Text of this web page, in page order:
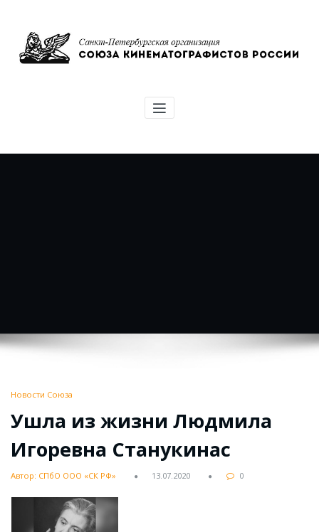
содержимому
Союз кинематографистов Санкт-
Петербурга
Новости Союза
Ушла из жизни Людмила
Игоревна Станукинас
Автор: СПбО ООО «СК РФ» 13.07.2020 0